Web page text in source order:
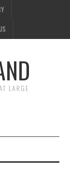
LARGE